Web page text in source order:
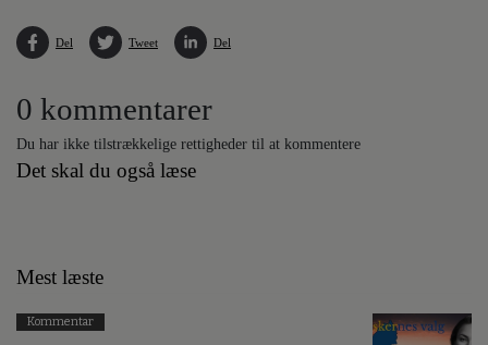
Del Tweet Del
0 kommentarer
Du har ikke tilstrækkelige rettigheder til at kommentere
Det skal du også læse
Mest læste
Kommentar